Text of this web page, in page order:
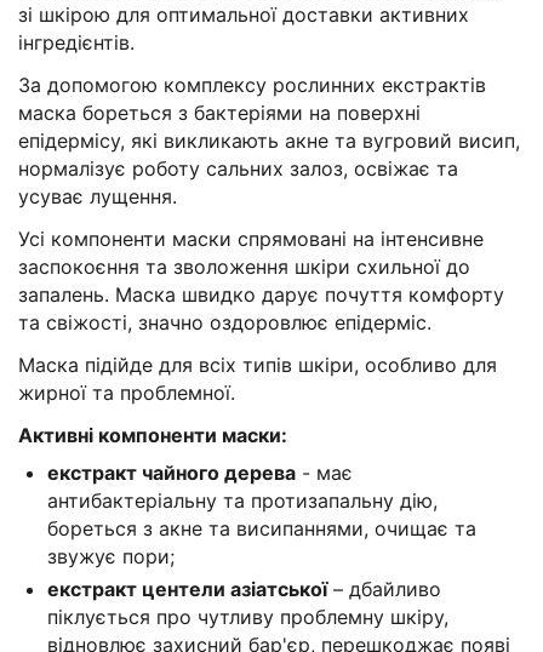
зі шкірою для оптимальної доставки активних
інгредієнтів.
За допомогою комплексу рослинних екстрактів
маска бореться з бактеріями на поверхні
епідермісу, які викликають акне та вугровий висип,
нормалізує роботу сальних залоз, освіжає та
усуває лущення.
Усі компоненти маски спрямовані на інтенсивне
заспокоєння та зволоження шкіри схильної до
запалень. Маска швидко дарує почуття комфорту
та свіжості, значно оздоровлює епідерміс.
Маска підійде для всіх типів шкіри, особливо для
жирної та проблемної.
Активні компоненти маски:
екстракт чайного дерева - має
антибактеріальну та протизапальну дію,
бореться з акне та висипаннями, очищає та
звужує пори;
екстракт центели азіатської– дбайливо
піклується про чутливу проблемну шкіру,
відновлює захисний бар'єр, перешкоджає появі